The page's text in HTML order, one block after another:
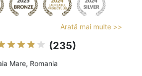
Arată mai multe >>
(235)
Mare, Romania